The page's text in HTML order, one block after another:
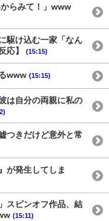
からみて！」www
駆け込む一家「なん
応】
(15:15)
www (15:15)
は自分の両親に私の
つきだけど意外と常
が発生してしま
スピンオフ作品、結
(15:11)